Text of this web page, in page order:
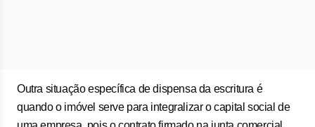
Outra situação específica de dispensa da escritura é
quando o imóvel serve para integralizar o capital social de